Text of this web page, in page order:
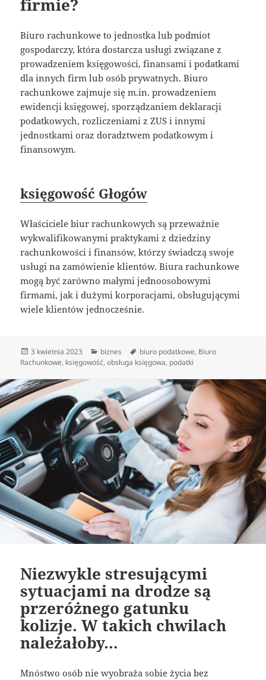
firmie?
Biuro rachunkowe to jednostka lub podmiot
gospodarczy, która dostarcza usługi związane z
prowadzeniem księgowości, finansami i podatkami
dla innych firm lub osób prywatnych. Biuro
rachunkowe zajmuje się m.in. prowadzeniem
ewidencji księgowej, sporządzaniem deklaracji
podatkowych, rozliczeniami z ZUS i innymi
jednostkami oraz doradztwem podatkowym i
finansowym.
księgowość Głogów
Właściciele biur rachunkowych są przeważnie
wykwalifikowanymi praktykami z dziedziny
rachunkowości i finansów, którzy świadczą swoje
usługi na zamówienie klientów. Biura rachunkowe
mogą być zarówno małymi jednoosobowymi
firmami, jak i dużymi korporacjami, obsługującymi
wiele klientów jednocześnie.
Data
publikacji
3 kwietnia 2023 Kategorie
biznes Tagi
biuro podatkowe, Biuro
Rachunkowe, księgowość,obsługa księgowa, podatki
Niezwykle stresującymi
sytuacjami na drodze są
przeróżnego gatunku
kolizje. W takich chwilach
należałoby…
Mnóstwo osób nie wyobraża sobie życia bez